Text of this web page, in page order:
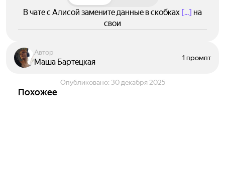
В чате с Алисой замените данные в скобках [...] на
свои
Автор
Маша Бартецкая 1 промпт
Опубликовано: 30 декабря 2025
Похожее